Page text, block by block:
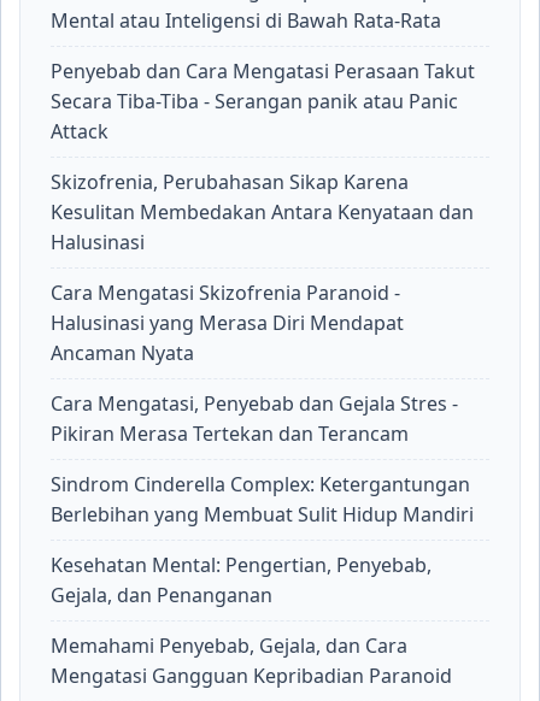
Mental atau Inteligensi di Bawah Rata-Rata
Penyebab dan Cara Mengatasi Perasaan Takut
Secara Tiba-Tiba - Serangan panik atau Panic
Attack
Skizofrenia, Perubahasan Sikap Karena
Kesulitan Membedakan Antara Kenyataan dan
Halusinasi
Cara Mengatasi Skizofrenia Paranoid -
Halusinasi yang Merasa Diri Mendapat
Ancaman Nyata
Cara Mengatasi, Penyebab dan Gejala Stres -
Pikiran Merasa Tertekan dan Terancam
Sindrom Cinderella Complex: Ketergantungan
Berlebihan yang Membuat Sulit Hidup Mandiri
Kesehatan Mental: Pengertian, Penyebab,
Gejala, dan Penanganan
Memahami Penyebab, Gejala, dan Cara
Mengatasi Gangguan Kepribadian Paranoid